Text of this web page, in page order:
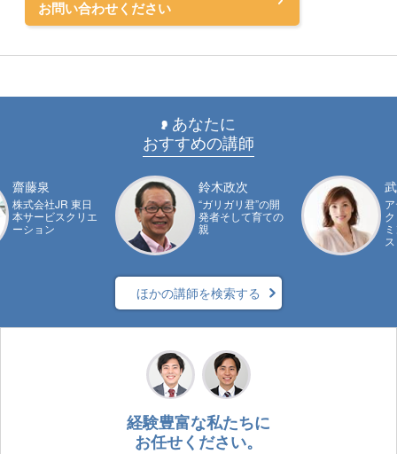
お問い合わせください
あなたに
おすすめの講師
齋藤泉
株式会社JR 東日
本サービスクリエ
ーション
鈴木政次
“ガリガリ君”の開
発者そして育ての
親
ほかの講師を検索する
経験豊富な私たちに
お任せください。